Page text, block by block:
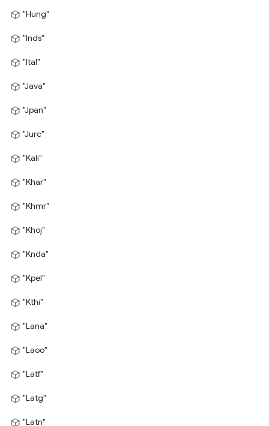
"Hung"
"Inds"
"Ital"
"Java"
"Jpan"
"Jurc"
"Kali"
"Khar"
"Khmr"
"Khoj"
"Knda"
"Kpel"
"Kthi"
"Lana"
"Laoo"
"Latf"
"Latg"
"Latn"